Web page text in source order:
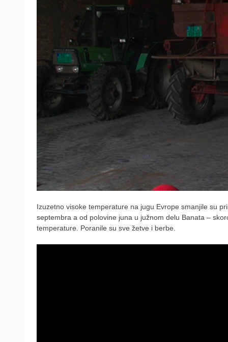
Izuzetno visoke temperature na jugu Evrope smanjile su
septembra a od polovine juna u južnom delu Banata –
temperature. Poranile su sve žetve i berbe.